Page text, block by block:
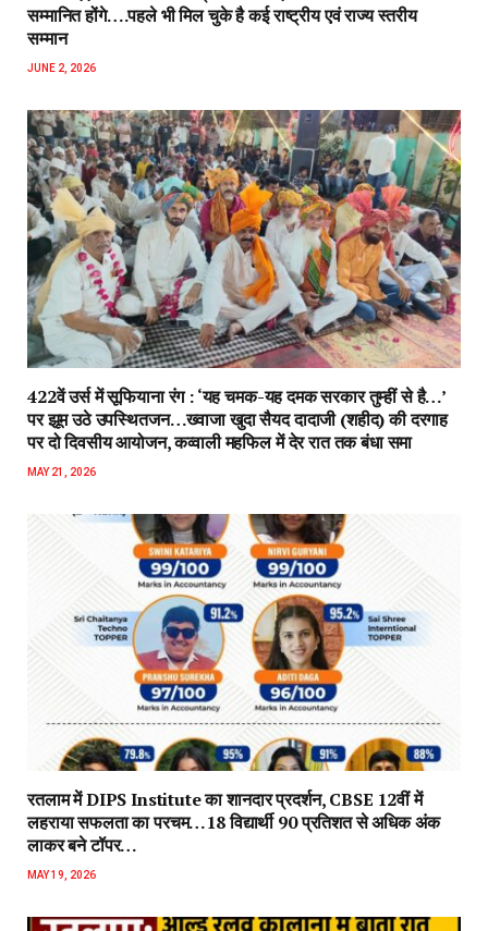
सम्मानित होंगे….पहले भी मिल चुके है कई राष्ट्रीय एवं राज्य स्तरीय
सम्मान
JUNE 2, 2026
422वें उर्स में सूफियाना रंग : ‘यह चमक-यह दमक सरकार तुम्हीं से है…’
पर झूम उठे उपस्थितजन…ख्वाजा खुदा सैयद दादाजी (शहीद) की दरगाह
पर दो दिवसीय आयोजन, कव्वाली महफिल में देर रात तक बंधा समा
MAY 21, 2026
रतलाम में DIPS Institute का शानदार प्रदर्शन, CBSE 12वीं में
लहराया सफलता का परचम…18 विद्यार्थी 90 प्रतिशत से अधिक अंक
लाकर बने टॉपर…
MAY 19, 2026